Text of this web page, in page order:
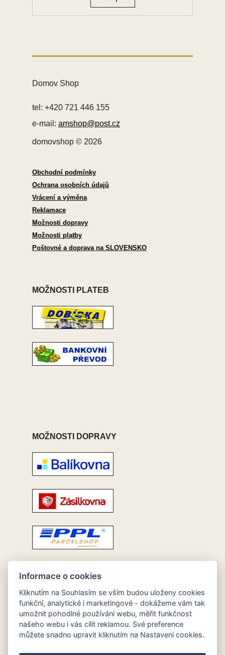
Domov Shop
tel: +420 721 446 155
e-mail: amshop@post.cz
domovshop © 2026
Obchodní podmínky
Ochrana osobních údajů
Vrácení a výměna
Reklamace
Možnosti dopravy
Možnosti platby
Poštovné a doprava na SLOVENSKO
MOŽNOSTI PLATEB
MOŽNOSTI DOPRAVY
Informace o cookies
Kliknutím na Souhlasím se vším budou uloženy cookies
funkční, analytické i marketingové - dokážeme vám tak
umožnit pohodlné používání webu, měřit funkčnost
našeho webu i vás cílit reklamou. Své preference
můžete snadno upravit kliknutím na Nastavení cookies.